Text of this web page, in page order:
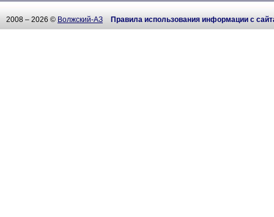
2008 – 2026 © Волжский-АЗ Правила использования информации с